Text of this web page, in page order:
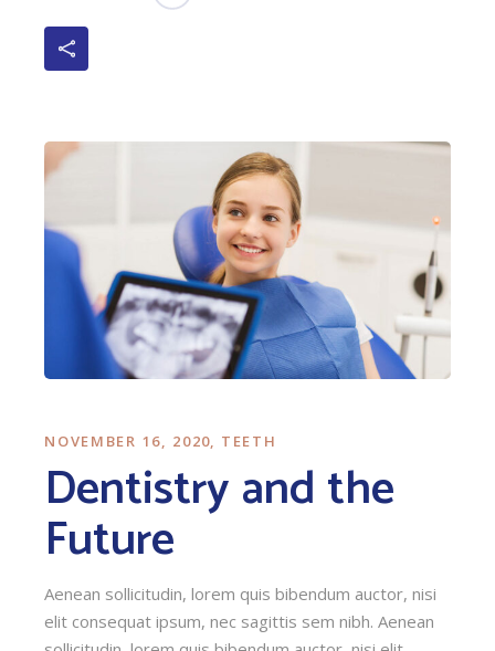
NOVEMBER 16, 2020 TEETH
Dentistry and the
Future
Aenean sollicitudin, lorem quis bibendum auctor, nisi
elit consequat ipsum, nec sagittis sem nibh. Aenean